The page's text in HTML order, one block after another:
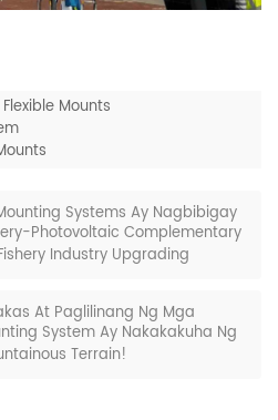
Mounts
Systems Ay Nagbibigay
Photovoltaic Complementary
Industry Upgrading
At Paglilinang Ng Mga
System Ay Nakakakuha Ng
Terrain!